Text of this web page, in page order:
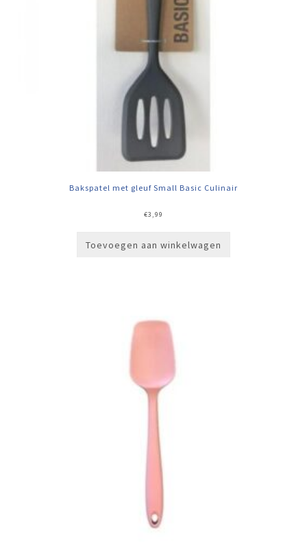
Bakspatel met gleuf Small Basic Culinair
€3,99
Toevoegen aan winkelwagen